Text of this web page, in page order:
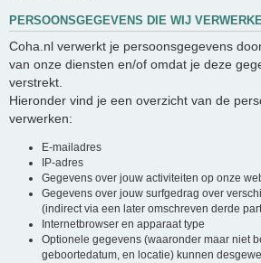
PERSOONSGEGEVENS DIE WIJ
Coha.nl verwerkt je persoonsgegevens
van onze diensten en/of omdat je deze
verstrekt.
Hieronder vind je een overzicht van de
verwerken:
E-mailadres
IP-adres
Gegevens over jouw activiteiten op onze
Gegevens over jouw surfgedrag over
(indirect via een later omschreven derde
Internetbrowser en apparaat type
Optionele gegevens (waaronder maar niet
geboortedatum, en locatie) kunnen